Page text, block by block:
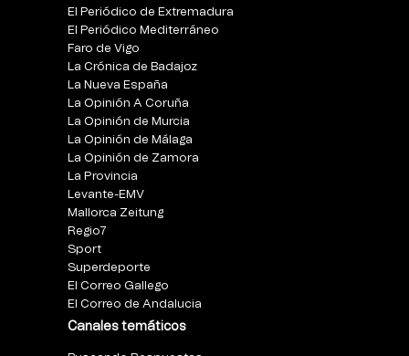
El Periódico de Extremadura
El Periódico Mediterráneo
Faro de Vigo
La Crónica de Badajoz
La Nueva España
La Opinión A Coruña
La Opinión de Murcia
La Opinión de Málaga
La Opinión de Zamora
La Provincia
Levante-EMV
Mallorca Zeitung
Regio7
Sport
Superdeporte
El Correo Gallego
El Correo de Andalucia
Canales temáticos